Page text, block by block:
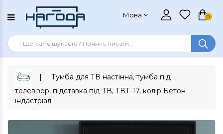
Мова 0
Тумба для ТВ настінна, тумба під
телевізор, підставка під ТВ, ТВТ-17, колір Бетон
індастріал